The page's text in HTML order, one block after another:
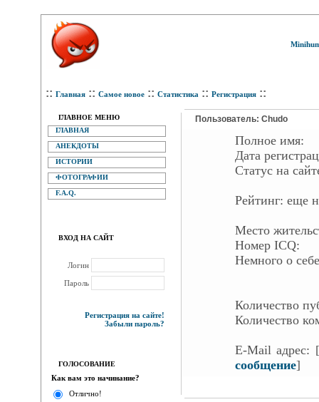
:: Главная :: Самое новое :: Статистика :: Регистрация ::
ГЛАВНОЕ МЕНЮ
ГЛАВНАЯ
АНЕКДОТЫ
ИСТОРИИ
ФОТОГРАФИИ
F.A.Q.
ВХОД НА САЙТ
Логин
Пароль
Регистрация на сайте!
Забыли пароль?
ГОЛОСОВАНИЕ
Как вам это начинание?
Отлично!
Пользователь: Chudo
Полное имя:
Дата
Статус на
Рейтинг: еще
Место
Номер ICQ:
Немного о
Количество
Количество
E-Mail адрес: [
сообщение]